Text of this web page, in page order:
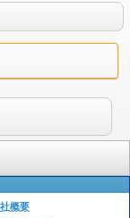
概要